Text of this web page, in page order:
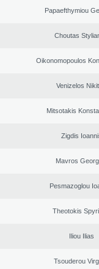
Papaefthymiou
Choutas
Oikonomopoulos
Venizelos
Mitsotakis
Zigdis
Mavros
Pesmazoglou
Theotokis
Iliou Ilias
Tsouderou